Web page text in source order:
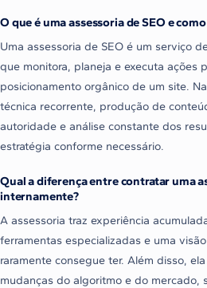
O que é uma assessoria de SEO e
Uma assessoria de SEO é um serviço
que monitora, planeja e executa ações
posicionamento orgânico de um site.
técnica recorrente, produção de
autoridade e análise constante dos
estratégia conforme necessário.
Qual a diferença entre contratar uma
internamente?
A assessoria traz experiência
ferramentas especializadas e uma
raramente consegue ter. Além disso,
mudanças do algoritmo e do mercado,